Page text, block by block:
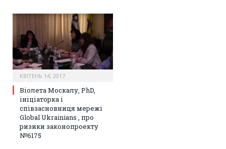
КВІТЕНЬ 14, 2017
Віолета Москалу, PhD,
ініціаторка і
співзасновниця мережі
Global Ukrainians , про
ризики законопроекту
№6175